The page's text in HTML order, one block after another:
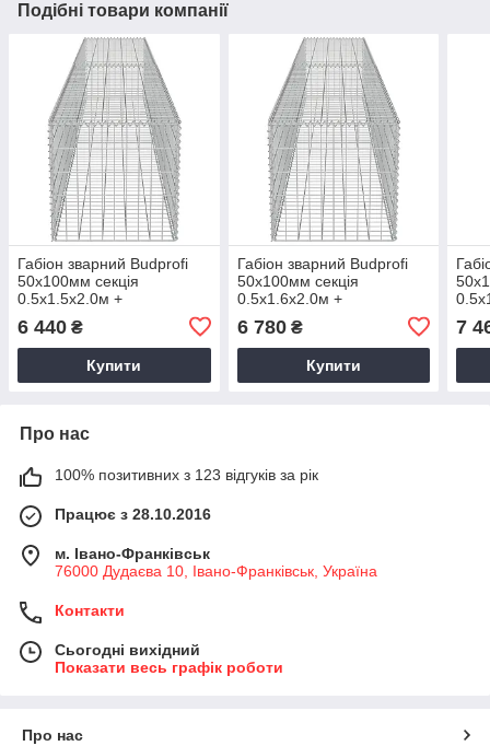
Подібні товари компанії
Габіон зварний Budprofi
50х100мм секція
0.5х1.5х2.0м +
перегородка оцинкований
для огорожі
6 440 ₴
Купити
Габіон зварний Budprofi
50х100мм секція
0.5х1.6х2.0м +
перегородка оцинкований
для огорожі
6 780₴
Купити
для
7
Про нас
100% позитивних з 123 відгуків за рік
Працює з 28.10.2016
м. Івано-Франківськ
76000 Дудаєва 10, Івано-Франківськ, Україна
Контакти
Сьогодні вихідний
Показати весь графік роботи
Про нас